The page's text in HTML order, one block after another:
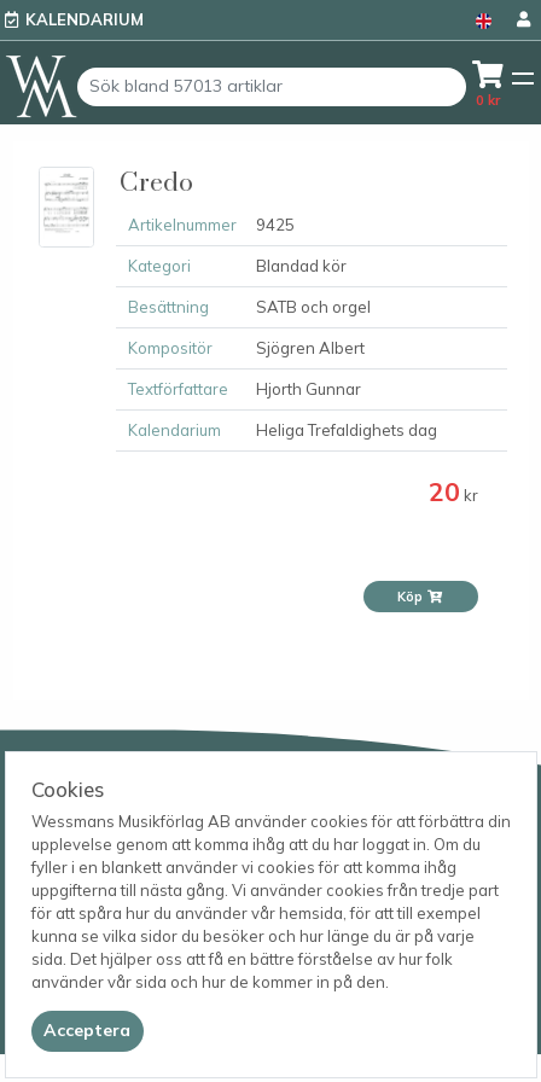
KALENDARIUM
0 kr
Cookies
Wessmans Musikförlag AB använder cookies för att förbättra din
upplevelse genom att komma ihåg att du har loggat in. Om du
fyller i en blankett använder vi cookies för att komma ihåg
uppgifterna till nästa gång. Vi använder cookies från tredje part
för att spåra hur du använder vår hemsida, för att till exempel
kunna se vilka sidor du besöker och hur länge du är på varje
sida. Det hjälper oss att få en bättre förståelse av hur folk
använder vår sida och hur de kommer in på den.
Acceptera
Credo
Artikelnummer 9425
Kategori Blandad kör
Besättning SATB och orgel
Kompositör Sjögren Albert
Textförfattare Hjorth Gunnar
Kalendarium Heliga Trefaldighets dag
20 kr
Köp
Wessmans Musikförlag AB
Leverans- och besöksadress
Bingebygatan 11 B
621 41 VISBY
Postadress
Box 1253
621 23 VISBY
Telefon
0498-22 61 32
E-post
order@wessmans.com
© 2026
Wessmans Musikförlag AB
2026.4.1.22754